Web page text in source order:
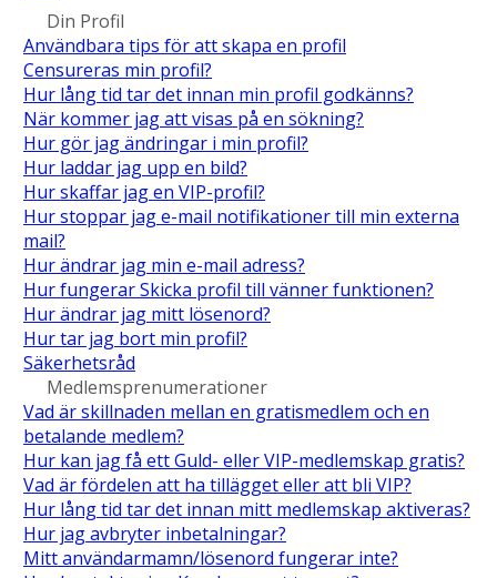
Din Profil
Användbara tips för att skapa en profil
Censureras min profil?
Hur lång tid tar det innan min profil godkänns?
När kommer jag att visas på en sökning?
Hur gör jag ändringar i min profil?
Hur laddar jag upp en bild?
Hur skaffar jag en VIP-profil?
Hur stoppar jag e-mail notifikationer till min externa
mail?
Hur ändrar jag min e-mail adress?
Hur fungerar Skicka profil till vänner funktionen?
Hur ändrar jag mitt lösenord?
Hur tar jag bort min profil?
Säkerhetsråd
Medlemsprenumerationer
Vad är skillnaden mellan en gratismedlem och en
betalande medlem?
Hur kan jag få ett Guld- eller VIP-medlemskap gratis?
Vad är fördelen att ha tillägget eller att bli VIP?
Hur lång tid tar det innan mitt medlemskap aktiveras?
Hur jag avbryter inbetalningar?
Mitt användarmamn/lösenord fungerar inte?